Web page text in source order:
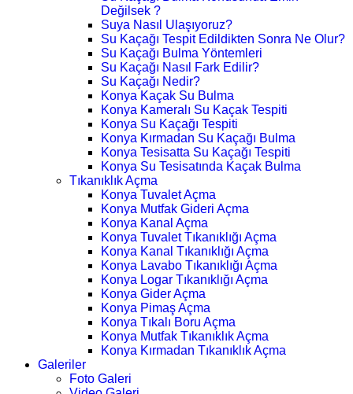
Değilsek ?
Suya Nasıl Ulaşıyoruz?
Su Kaçağı Tespit Edildikten Sonra Ne Olur?
Su Kaçağı Bulma Yöntemleri
Su Kaçağı Nasıl Fark Edilir?
Su Kaçağı Nedir?
Konya Kaçak Su Bulma
Konya Kameralı Su Kaçak Tespiti
Konya Su Kaçağı Tespiti
Konya Kırmadan Su Kaçağı Bulma
Konya Tesisatta Su Kaçağı Tespiti
Konya Su Tesisatında Kaçak Bulma
Tıkanıklık Açma
Konya Tuvalet Açma
Konya Mutfak Gideri Açma
Konya Kanal Açma
Konya Tuvalet Tıkanıklığı Açma
Konya Kanal Tıkanıklığı Açma
Konya Lavabo Tıkanıklığı Açma
Konya Logar Tıkanıklığı Açma
Konya Gider Açma
Konya Pimaş Açma
Konya Tıkalı Boru Açma
Konya Mutfak Tıkanıklık Açma
Konya Kırmadan Tıkanıklık Açma
Galeriler
Foto Galeri